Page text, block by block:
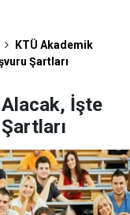
KTÜ Akademik
Şartları
İşte